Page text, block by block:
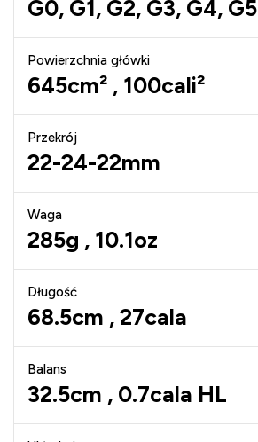
G0, G1, G2, G3, G4, G5
Powierzchnia główki
645cm² , 100cali²
Przekrój
22-24-22mm
Waga
285g , 10.1oz
Długość
68.5cm , 27cala
Balans
32.5cm , 0.7cala HL